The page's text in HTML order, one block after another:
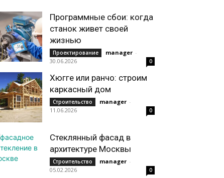
Программные сбои: когда
станок живет своей
жизнью
Проектирование manager -
30.06.2026
0
Хюгге или ранчо: строим
каркасный дом
Строительство manager -
11.06.2026
0
Стеклянный фасад в
архитектуре Москвы
Строительство manager -
05.02.2026
0